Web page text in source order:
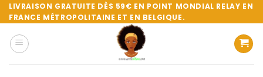
Passer
au
contenu
LIVRAISON GRATUITE DÈS 59€ EN POINT MONDIAL RELAY EN
FRANCE MÉTROPOLITAINE ET EN BELGIQUE.